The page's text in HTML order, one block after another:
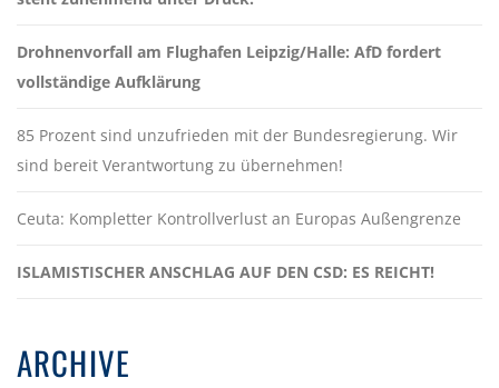
Drohnenvorfall am Flughafen Leipzig/Halle: AfD fordert
vollständige Aufklärung
85 Prozent sind unzufrieden mit der Bundesregierung. Wir
sind bereit Verantwortung zu übernehmen!
Ceuta: Kompletter Kontrollverlust an Europas Außengrenze
ISLAMISTISCHER ANSCHLAG AUF DEN CSD: ES REICHT!
ARCHIVE